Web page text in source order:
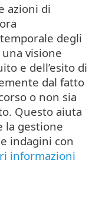
azioni di
degli
visione
e dell’esito di
dal fatto
o non sia
Questo aiuta
la gestione
indagini con
informazioni